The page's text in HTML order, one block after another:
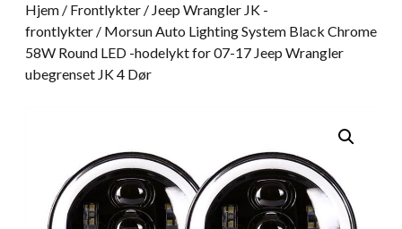
Hjem / Frontlykter / Jeep Wrangler JK -
frontlykter / Morsun Auto Lighting System Black Chrome
58W Round LED -hodelykt for 07-17 Jeep Wrangler
ubegrenset JK 4 Dør